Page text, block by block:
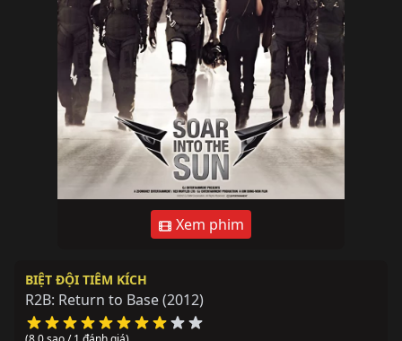
Xem phim
BIỆT ĐỘI TIÊM KÍCH
R2B: Return to Base(2012)